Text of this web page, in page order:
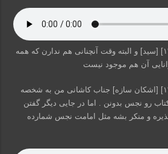
صراط حق, [۲۲.۱۰.۱۶ ۱۷:۳۶] [سید] و البته وقت آنچنانی هم ندارن که همه
آن هم موجود نیست
صراط حق, [۲۲.۱۰.۱۶ ۱۷:۳۶] [اشکان سازه] جناب کاشانی من به شخصه
رو نجس بدونن . اما در جایی دیگر گفتن
و منکر بشه مثل امامت نجس شمارده